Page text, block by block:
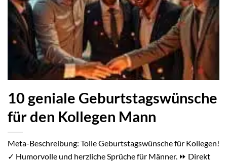
10 geniale Geburtstagswünsche
für den Kollegen Mann
Meta-Beschreibung: Tolle Geburtstagswünsche für Kollegen!
✓ Humorvolle und herzliche Sprüche für Männer. ⏩ Direkt